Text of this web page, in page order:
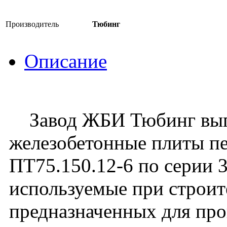
Производитель Тюбинг
Описание
Завод ЖБИ Тюбинг
железобетонные плиты
ПТ75.150.12-6 по серии
используемые при
предназначенных для